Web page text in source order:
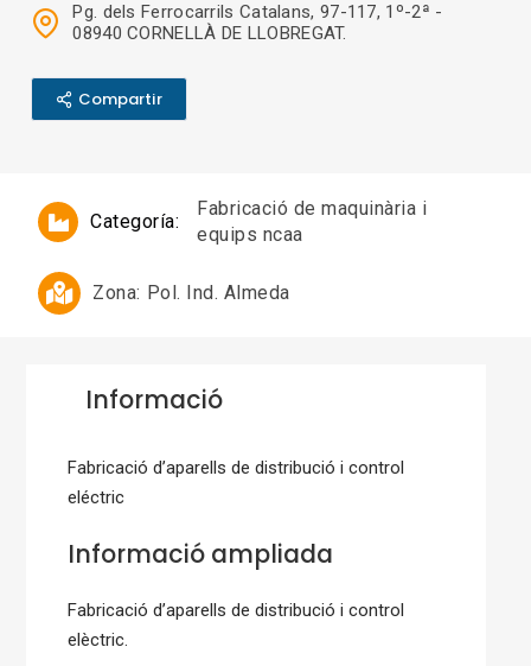
Pg. dels Ferrocarrils Catalans, 97-117, 1º-2ª -
08940 CORNELLÀ DE LLOBREGAT.
Compartir
Categoría:
Fabricació de maquinària i
equips ncaa
Zona: Pol. Ind. Almeda
Informació
Fabricació d’aparells de distribució i control
eléctric
Informació ampliada
Fabricació d’aparells de distribució i control
elèctric.